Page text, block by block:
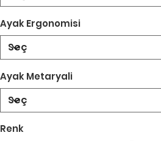
Ayak Ergonomisi
Ayak Metaryali
Renk